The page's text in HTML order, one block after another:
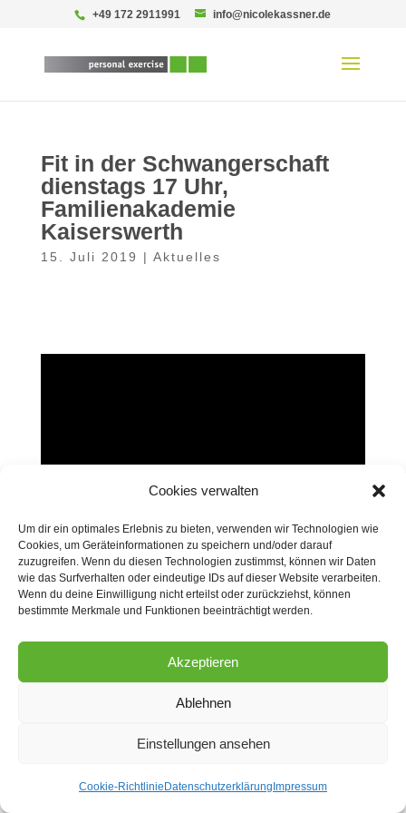
Cookies verwalten
Um dir ein optimales Erlebnis zu bieten, verwenden wir Technologien wie
Cookies, um Geräteinformationen zu speichern und/oder darauf
zuzugreifen. Wenn du diesen Technologien zustimmst, können wir Daten
wie das Surfverhalten oder eindeutige IDs auf dieser Website verarbeiten.
Wenn du deine Einwilligung nicht erteilst oder zurückziehst, können
bestimmte Merkmale und Funktionen beeinträchtigt werden.
Akzeptieren
Ablehnen
Einstellungen ansehen
Cookie-Richtlinie Datenschutzerklärung Impressum
+49 172 2911991 info@nicolekassner.de
Fit in der Schwangerschaft
dienstags 17 Uhr,
Familienakademie
Kaiserswerth
15. Juli 2019 | Aktuelles
Copyright © 2026 Nicole Kassner - personal exercise.